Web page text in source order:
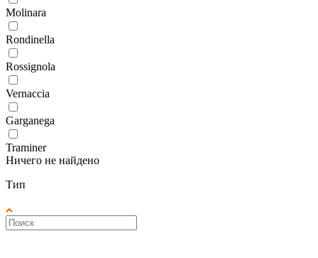
Molinara
Rondinella
Rossignola
Vernaccia
Garganega
Traminer
Ничего не найдено
Тип